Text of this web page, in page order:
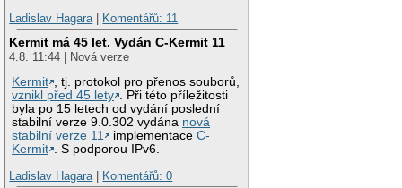
Ladislav Hagara| Komentářů: 11
Kermit má 45 let. Vydán C-Kermit 11
4.8. 11:44 | Nová verze
Kermit , tj. protokol pro přenos souborů,
vznikl před 45 lety . Při této příležitosti
byla po 15 letech od vydání poslední
stabilní verze 9.0.302 vydána nová
stabilní verze 11
implementaceC-
Kermit . S podporou IPv6.
Ladislav Hagara| Komentářů: 0